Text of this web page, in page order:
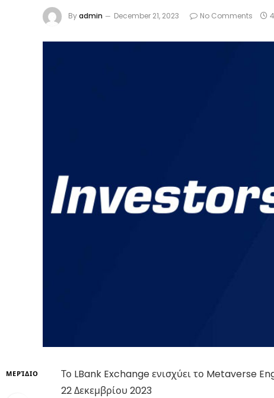
Byadmin December 21, 2023 No Comments
ΜΕΡΊΔΙΟ
Το LBank Exchange ενισχύει το Metaverse
22 Δεκεμβρίου 2023